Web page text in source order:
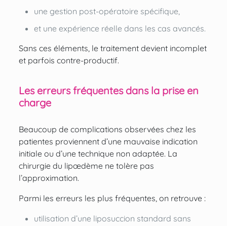
une gestion post-opératoire spécifique,
et une expérience réelle dans les cas avancés.
Sans ces éléments, le traitement devient incomplet
et parfois contre-productif.
Les erreurs fréquentes dans la prise en
charge
Beaucoup de complications observées chez les
patientes proviennent d’une mauvaise indication
initiale ou d’une technique non adaptée. La
chirurgie du lipœdème ne tolère pas
l’approximation.
Parmi les erreurs les plus fréquentes, on retrouve :
utilisation d’une liposuccion standard sans